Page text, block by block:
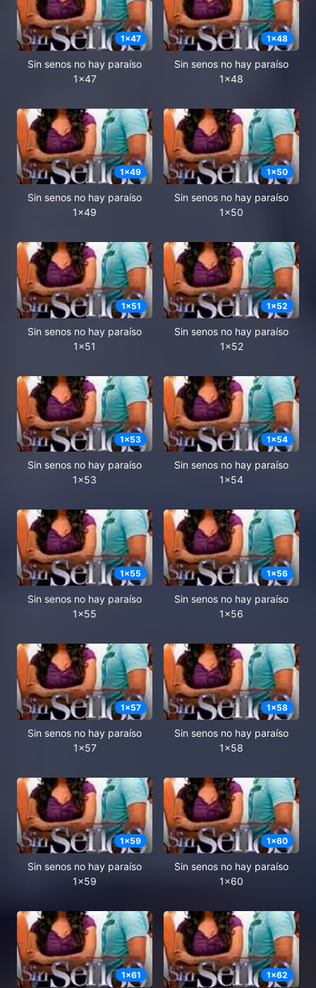
1x47
Sin senos no hay paraíso
1x47
1x48
Sin senos no hay paraíso
1x48
1x49
Sin senos no hay paraíso
1x49
1x50
Sin senos no hay paraíso
1x50
1x51
Sin senos no hay paraíso
1x51
1x52
Sin senos no hay paraíso
1x52
1x53
Sin senos no hay paraíso
1x53
1x54
Sin senos no hay paraíso
1x54
1x55
Sin senos no hay paraíso
1x55
1x56
Sin senos no hay paraíso
1x56
1x57
Sin senos no hay paraíso
1x57
1x58
Sin senos no hay paraíso
1x58
1x59
Sin senos no hay paraíso
1x59
1x60
Sin senos no hay paraíso
1x60
1x61 1x62